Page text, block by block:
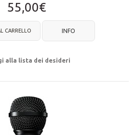
55,00€
CARRELLO INFO
alla lista dei desideri